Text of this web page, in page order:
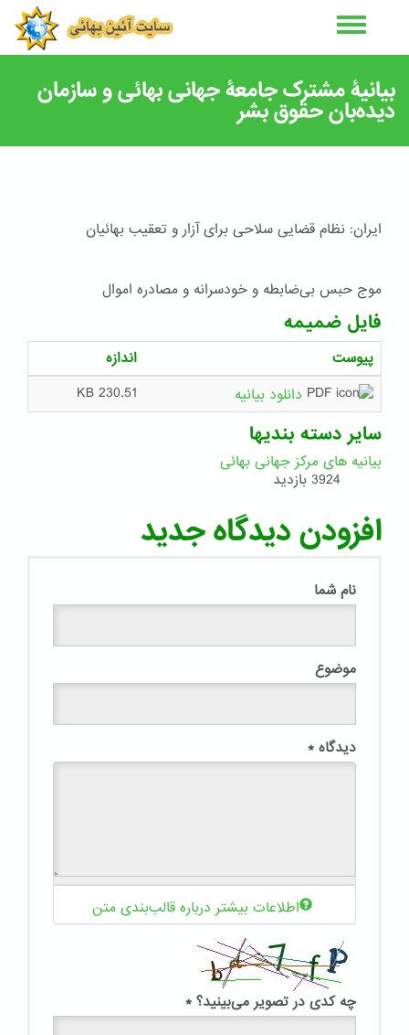
بیانیۀ مشترک جامعۀ جهانی بهائی و سازمان
دیده‌بان حقوق بشر
ایران: نظام قضایی سلاحی برای آزار و تعقیب بهائیان
موج حبس بی‌ضابطه و خودسرانه و مصادره اموال
فایل ضمیمه
پیوست
اندازه
دانلود بیانیه
230.51 KB
سایر دسته بندیها
بیانیه های مرکز جهانی بهائی
3924 بازدید
افزودن دیدگاه جدید
نام شما
موضوع
دیدگاه *
اطلاعات بیشتر درباره قالب‌بندی متن
چه کدی در تصویر می‌بینید؟ *